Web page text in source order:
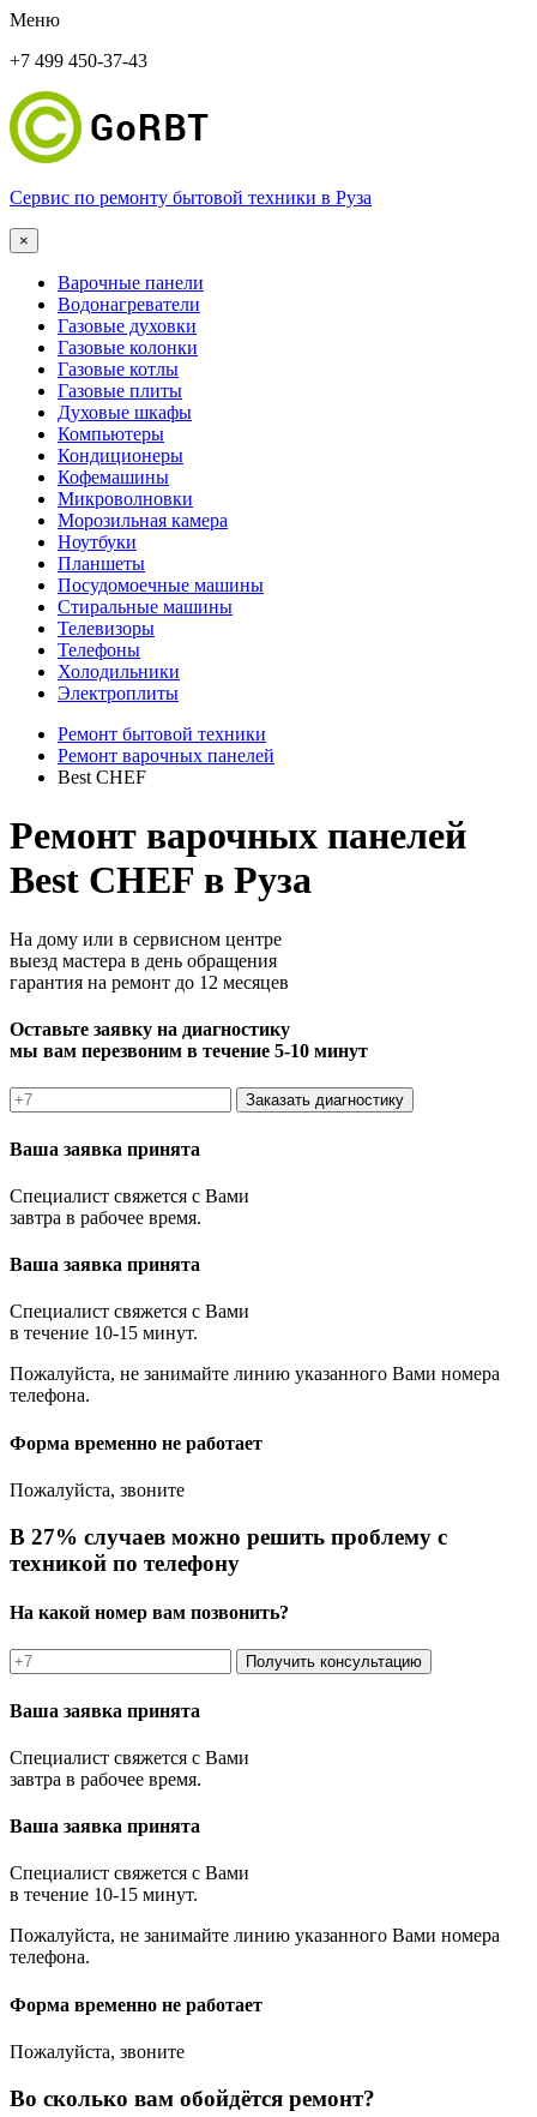
Меню
+7 499 450-37-43
Сервис по ремонту бытовой техники в Руза
×
Варочные панели
Водонагреватели
Газовые духовки
Газовые колонки
Газовые котлы
Газовые плиты
Духовые шкафы
Компьютеры
Кондиционеры
Кофемашины
Микроволновки
Морозильная камера
Ноутбуки
Планшеты
Посудомоечные машины
Стиральные машины
Телевизоры
Телефоны
Холодильники
Электроплиты
Ремонт бытовой техники
Ремонт варочных панелей
Best CHEF
Ремонт варочных панелей
Best CHEF в Руза
На дому или в сервисном центре
выезд мастера в день обращения
гарантия на ремонт до 12 месяцев
Оставьте заявку на диагностику
мы вам перезвоним в течение 5-10 минут
Заказать диагностику
Ваша заявка принята
Специалист свяжется с Вами
завтра в рабочее время.
Ваша заявка принята
Специалист свяжется с Вами
в течение 10-15 минут.
Пожалуйста, не занимайте линию указанного Вами номера
телефона.
Форма временно не работает
Пожалуйста, звоните
В 27% случаев можно решить проблему с
техникой по телефону
На какой номер вам позвонить?
Получить консультацию
Ваша заявка принята
Специалист свяжется с Вами
завтра в рабочее время.
Ваша заявка принята
Специалист свяжется с Вами
в течение 10-15 минут.
Пожалуйста, не занимайте линию указанного Вами номера
телефона.
Форма временно не работает
Пожалуйста, звоните
Во сколько вам обойдётся ремонт?